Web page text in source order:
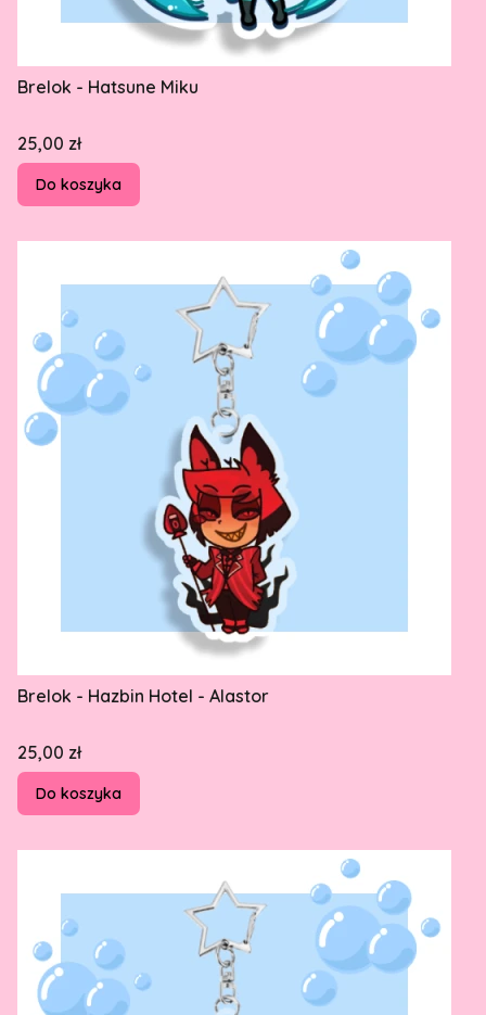
Brelok - Hatsune Miku
Cena
25,00 zł
Do koszyka
Brelok - Hazbin Hotel - Alastor
Cena
25,00 zł
Do koszyka